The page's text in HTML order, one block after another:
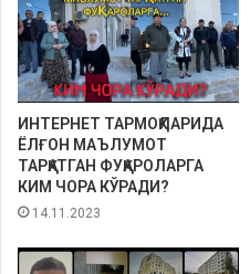
ИНТЕРНЕТ ТАРМОҚЛАРИДА
ЁЛҒОН МАЪЛУМОТ
ТАРҚАТГАН ФУҚАРОЛАРГА
КИМ ЧОРА КЎРАДИ?
14.11.2023